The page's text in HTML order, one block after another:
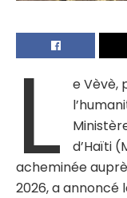
L
e Vèvè,
d’Haïti
acheminée
2026, a annoncé